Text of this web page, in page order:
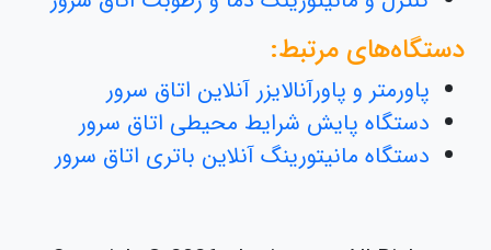
دستگاه‌های مرتبط:
پاورمتر و پاورآنالایزر آنلاین اتاق سرور
دستگاه پایش شرایط محیطی اتاق سرور
دستگاه مانیتورینگ آنلاین باتری اتاق سرور